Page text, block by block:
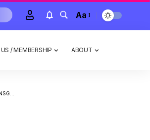
Aa
/ MEMBERSHIP ABOUT